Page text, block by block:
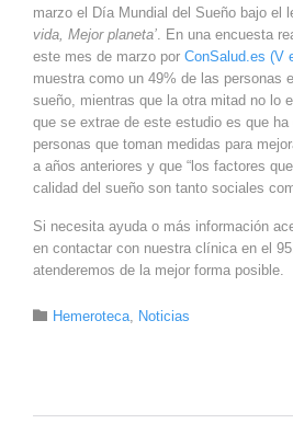
marzo el Día Mundial del Sueño bajo el
vida, Mejor planeta’ . En una encuesta
este mes de marzo por ConSalud.es (V
muestra como un 49% de las personas
sueño, mientras que la otra mitad no lo
que se extrae de este estudio es que
personas que toman medidas para
a años anteriores y que “los factores
calidad del sueño son tanto sociales
Si necesita ayuda o más información
en contactar con nuestra clínica en el
atenderemos de la mejor forma posible.
 Category
Hemeroteca, Noticias